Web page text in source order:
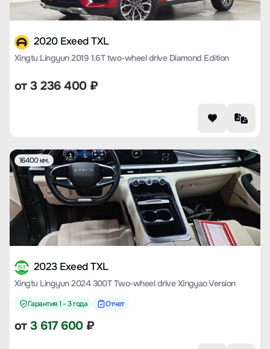
2020 Exeed TXL
Xingtu Lingyun 2019 1.6T two-wheel drive Diamond Edition
от3 236 400₽
16400 км.
2023 Exeed TXL
Xingtu Lingyun 2024 300T Two-wheel drive Xingyao Version
Гарантия 1 - 3 года Отчет
от3 617 600₽